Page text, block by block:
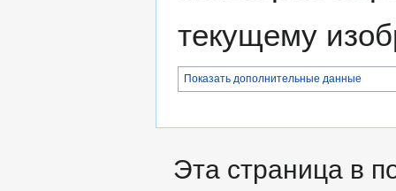
текущему
Показать дополнительные данные
Эта страница в